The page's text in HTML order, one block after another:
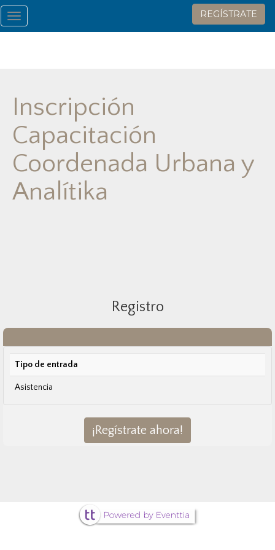
Toggle
navigation
REGÍSTRATE
Inscripción
Capacitación
Coordenada Urbana y
Analítika
Registro
Tipo de entrada
Asistencia
¡Regístrate ahora!